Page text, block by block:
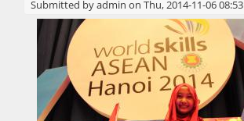
Submitted byadmin on Thu, 2014-11-06 08:53